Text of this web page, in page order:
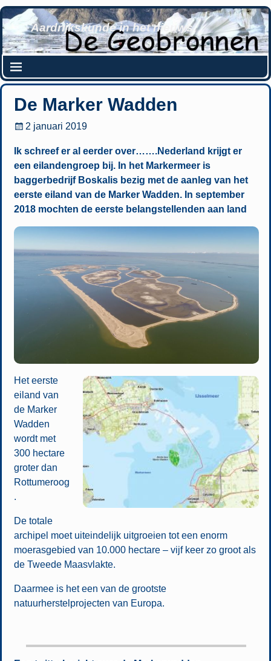
Aardrijkskunde in het nieuws
De Marker Wadden
2 januari 2019
Ik schreef er al eerder over…….Nederland krijgt er
een eilandengroep bij. In het Markermeer is
baggerbedrijf Boskalis bezig met de aanleg van het
eerste eiland van de Marker Wadden. In september
2018 mochten de eerste belangstellenden aan land
Het eerste
eiland van
de Marker
Wadden
wordt met
300 hectare
groter dan
Rottumeroog
.
De totale
archipel moet uiteindelijk uitgroeien tot een enorm
moerasgebied van 10.000 hectare – vijf keer zo groot als
de Tweede Maasvlakte.
Daarmee is het een van de grootste
natuurherstelprojecten van Europa.